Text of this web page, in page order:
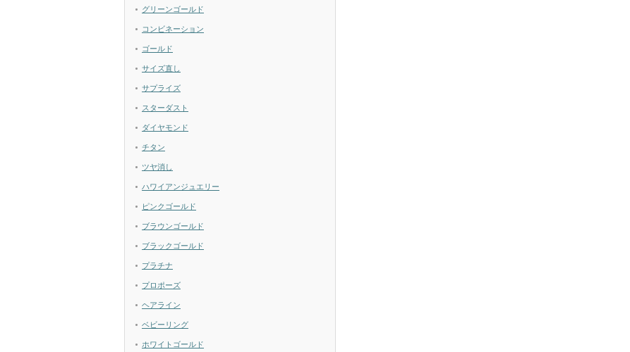
グリーンゴールド
コンビネーション
ゴールド
サイズ直し
サプライズ
スターダスト
ダイヤモンド
チタン
ツヤ消し
ハワイアンジュエリー
ピンクゴールド
ブラウンゴールド
ブラックゴールド
プラチナ
プロポーズ
ヘアライン
ベビーリング
ホワイトゴールド